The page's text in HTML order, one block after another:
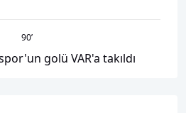
90’
golü VAR'a takıldı